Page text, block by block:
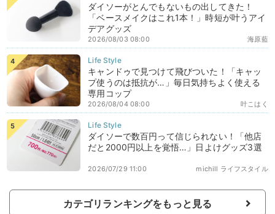
ダイソーがとんでもないもの出してきた！
「ベースメイクはこれ1本！」時短が叶うアイ
デアグッズ
海原藍
2026/08/03 08:00
キャンドゥで見つけて飛びついた！「キャッ
プ使うのは抵抗が…」毎日気持ちよく使える
専用コップ
叶こはく
2026/08/04 08:00
ダイソーで数百円って信じられない！「他店
だと2000円以上を覚悟…」日よけグッズ3選
michill ライフスタイル
2026/07/29 11:00
カテゴリランキングをもっと見る